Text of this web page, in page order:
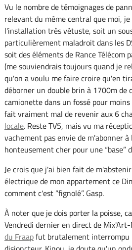
Vu le nombre de témoignages de
relevant du même central que moi,
l'installation très vétuste, soit un
particulièrement maladroit dans les
soit des éléments de Rance Télécom
(me souviendrais toujours quand je
qu'on a voulu me faire croire qu'en
déborner un double brin à 1700m de
camionette dans un fossé pour
fait vraiment mal de revenir aux 6
locale. Reste TV5, mais vu ma
vachement pas envie de m'abonner
honteusement cher pour une “base”
Je crois que j'ai bien fait de
électrique de mon appartement ce
comment c'est “fignolé”. Gasp.
À noter que je dois porter la poisse,
Vendredi dernier en direct de
du Fraapfut brutalement interrompu